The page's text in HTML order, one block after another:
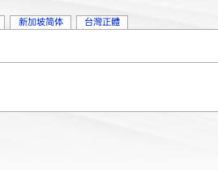
新加坡简体 台灣正體